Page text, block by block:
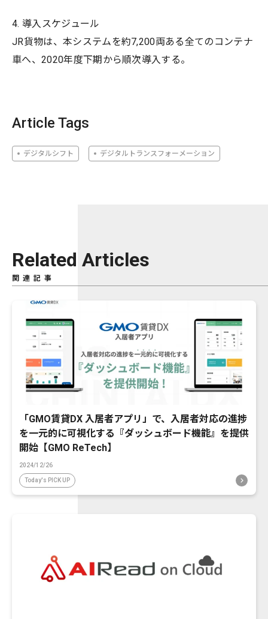
4. 導入スケジュール
JR貨物は、本システムを約7,200両ある全てのコンテナ
車へ、2020年度下期から順次導入する。
Article Tags
デジタルシフト デジタルトランスフォーメーション
Related Articles
関連記事
「GMO賃貸DX 入居者アプリ」で、入居者対応の進捗
を一元的に可視化する『ダッシュボード機能』を提供
開始【GMO ReTech】
2024/12/26
Today's PICK UP